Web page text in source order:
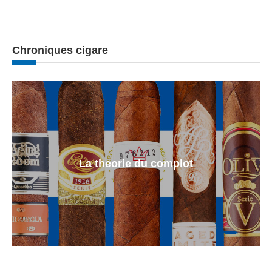
Chroniques cigare
La theorie du complot